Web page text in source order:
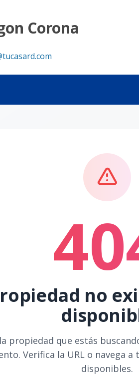
Corona
no
propiedad que estás
Verifica la URL o navega
disponibles.